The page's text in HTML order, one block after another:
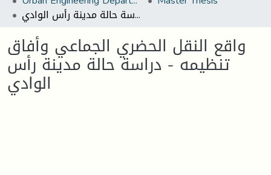
واقع النقل الحضري الجماعي وأفاق تنظيمه - دراسة حالة مدينة رأس الوادي
واقع النقل الحضري الجماعي وأفاق
تنظيمه - دراسة حالة مدينة رأس
الوادي